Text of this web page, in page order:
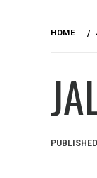
HOME